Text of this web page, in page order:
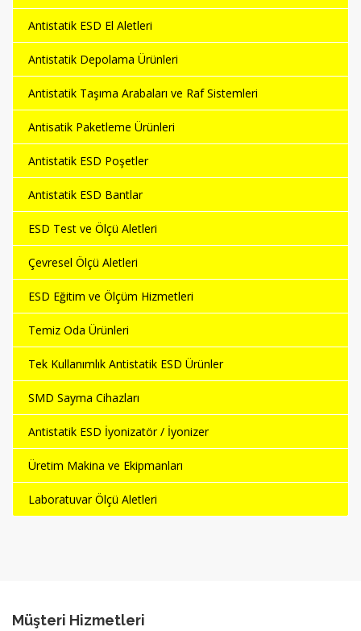
Antistatik ESD El Aletleri
Antistatik Depolama Ürünleri
Antistatik Taşıma Arabaları ve Raf Sistemleri
Antisatik Paketleme Ürünleri
Antistatik ESD Poşetler
Antistatik ESD Bantlar
ESD Test ve Ölçü Aletleri
Çevresel Ölçü Aletleri
ESD Eğitim ve Ölçüm Hizmetleri
Temiz Oda Ürünleri
Tek Kullanımlık Antistatik ESD Ürünler
SMD Sayma Cihazları
Antistatik ESD İyonizatör / İyonizer
Üretim Makina ve Ekipmanları
Laboratuvar Ölçü Aletleri
Müşteri Hizmetleri